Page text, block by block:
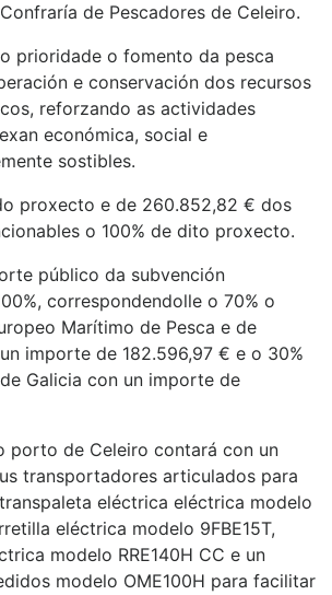
de Pescadores de Celeiro.
prioridade o fomento da pesca
e conservación dos recursos
reforzando as actividades
económica, social e
sostibles.
proxecto e de 260.852,82 € dos
o 100% de dito proxecto.
público da subvención
correspondendolle o 70% o
Marítimo de Pesca e de
importe de 182.596,97 € e o 30%
Galicia con un importe de
porto de Celeiro contará con un
transportadores articulados para
eléctrica eléctrica modelo
eléctrica modelo 9FBE15T,
modelo RRE140H CC e un
modelo OME100H para facilitar